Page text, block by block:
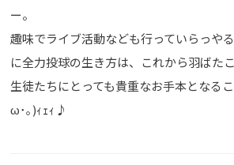
ー。
趣味でライブ活動なども行っていらっや
に全力投球の生き方は、これから羽ばた
生徒たちにとっても貴重なお手本となる
ω･｡)ｨｪｨ♪